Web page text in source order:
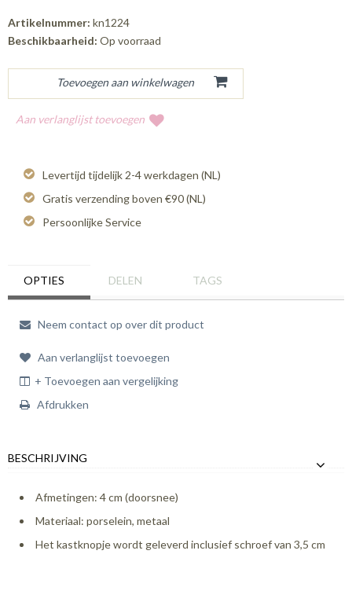
Artikelnummer: kn1224
Beschikbaarheid: Op voorraad
Aan verlanglijst toevoegen
Levertijd tijdelijk 2-4 werkdagen (NL)
Gratis verzending boven €90 (NL)
Persoonlijke Service
OPTIES DELEN TAGS
Neem contact op over dit product
Aan verlanglijst toevoegen
+ Toevoegen aan vergelijking
Afdrukken
BESCHRIJVING
Afmetingen: 4 cm (doorsnee)
Materiaal: porselein, metaal
Het kastknopje wordt geleverd inclusief schroef van 3,5 cm